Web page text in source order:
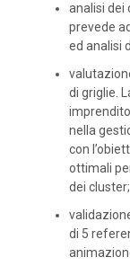
analisi dei
prevede
ed analisi
di griglie.
nella
con
ottimali
dei cluster;
di 5